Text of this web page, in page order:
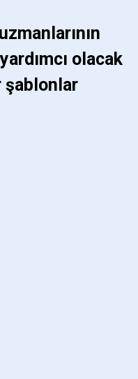
olacak
şablonlar